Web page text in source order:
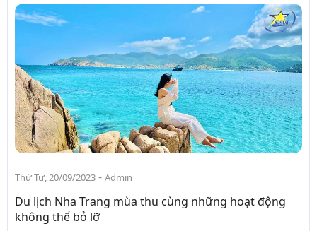
Thứ Tư, 20/09/2023 - Admin
Du lịch Nha Trang mùa thu cùng những hoạt động
không thể bỏ lỡ